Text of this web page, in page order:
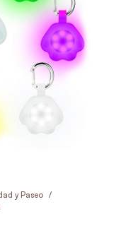
y Paseo